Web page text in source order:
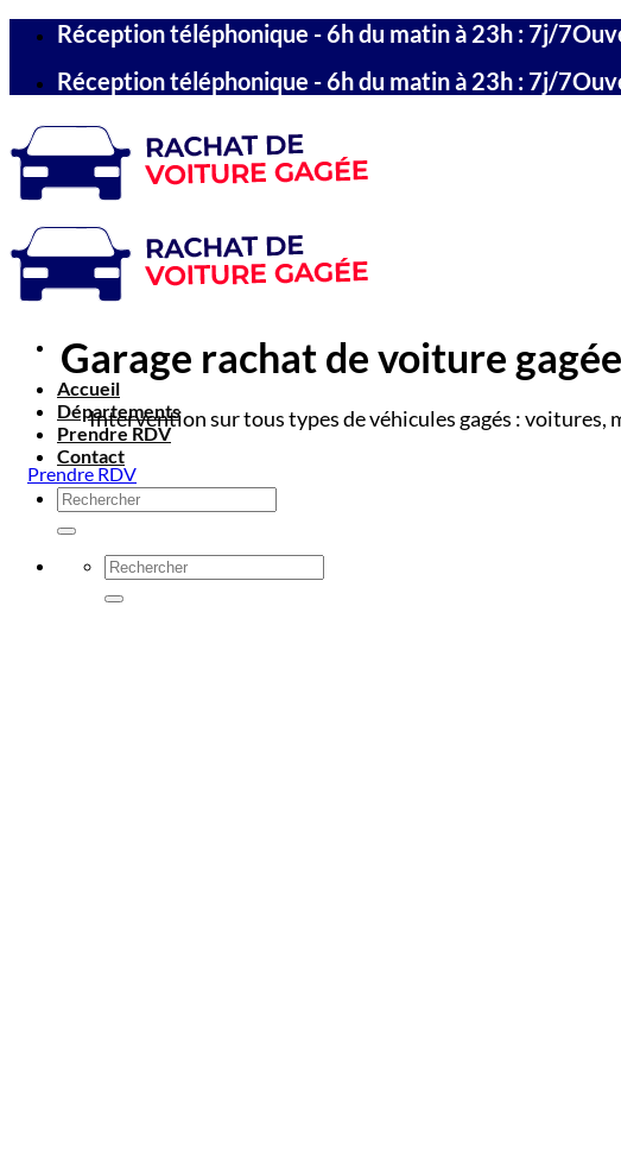
Passer
contenu
Réception téléphonique - 6h du matin à 23h : 7j/7
Réception téléphonique - 6h du matin à 23h : 7j/7
Accueil
Départements
Prendre RDV
Contact
Garage rachat de voiture
Intervention sur tous types de véhicules gagés : voitures,
Prendre RDV